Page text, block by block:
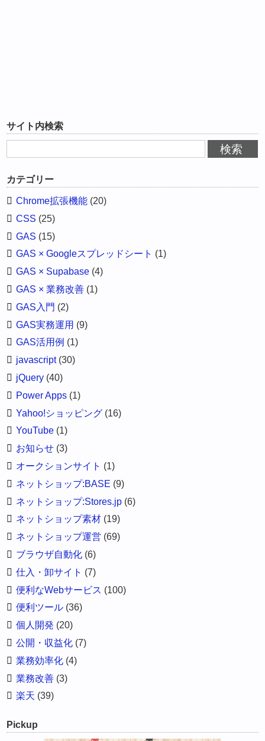
サイト内検索
カテゴリー
Chrome拡張機能 (20)
CSS (25)
GAS (15)
GAS × Googleスプレッドシート (1)
GAS × Supabase (4)
GAS × 業務改善 (1)
GAS入門 (2)
GAS実務運用 (9)
GAS活用例 (1)
javascript(30)
jQuery (40)
Power Apps (1)
Yahoo!ショッピング (16)
YouTube (1)
お知らせ (3)
オークションサイト (1)
ネットショップ:BASE (9)
ネットショップ:Stores.jp (6)
ネットショップ素材 (19)
ネットショップ運営 (69)
ブラウザ自動化 (6)
仕入・卸サイト (7)
便利なWebサービス (100)
便利ツール (36)
個人開発 (20)
公開・収益化 (7)
業務効率化 (4)
業務改善 (3)
楽天 (39)
Pickup